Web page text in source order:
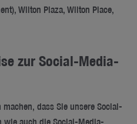
Wilton Plaza, Wilton Place,
zur Social-Media-
dass Sie unsere Social-
wie auch die Social-Media-